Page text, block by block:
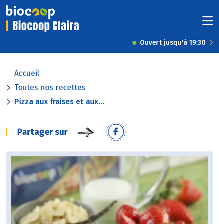
Biocoop Claira
Ouvert jusqu'à 19:30
Accueil
Toutes nos recettes
Pizza aux fraises et aux...
Partager sur